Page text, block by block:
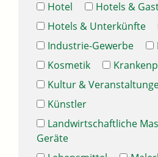
Hotel
Hotels &
Hotels & Unterkünfte
Industrie-Gewerbe
Kosmetik
Kultur &
Künstler
Landwirtschaftliche
Geräte